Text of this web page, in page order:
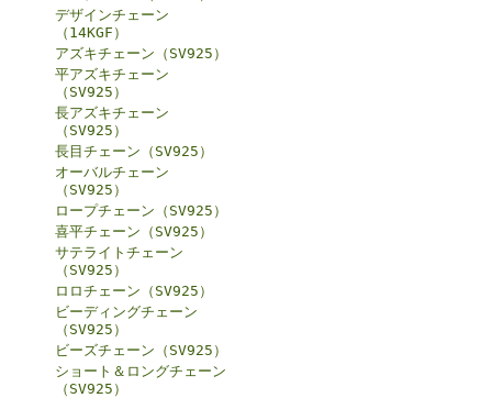
デザインチェーン
（14KGF）
アズキチェーン（SV925）
平アズキチェーン
（SV925）
長アズキチェーン
（SV925）
長目チェーン（SV925）
オーバルチェーン
（SV925）
ロープチェーン（SV925）
喜平チェーン（SV925）
サテライトチェーン
（SV925）
ロロチェーン（SV925）
ビーディングチェーン
（SV925）
ビーズチェーン（SV925）
ショート＆ロングチェーン
（SV925）